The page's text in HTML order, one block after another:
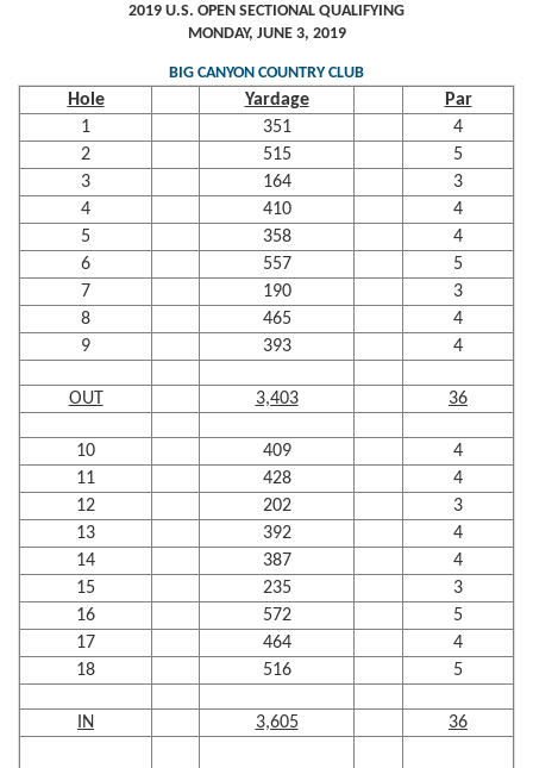
2019 U.S. OPEN SECTIONAL QUALIFYING
MONDAY, JUNE 3, 2019
BIG CANYON COUNTRY CLUB
Hole Yardage
Par
1
351
4
2
515
5
3
164
3
4
410
4
5
358
4
6
557
5
7
190
3
8
465
4
9
393 4
OUT 3,403 36
10 409
4
11
428
4
12
202
3
13
392
4
14
387
4
15
235
3
16
572
5
17
464
4
18
516 5
IN 3,605 36